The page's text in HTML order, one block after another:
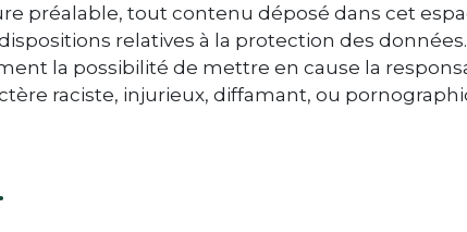
préalable, tout contenu déposé dans cet
relatives à la protection des
la possibilité de mettre en cause la
raciste, injurieux, diffamant, ou